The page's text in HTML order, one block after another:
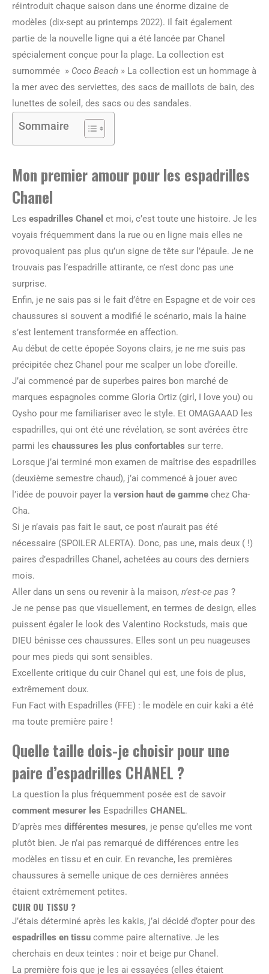
réintroduit chaque saison dans une énorme dizaine de
modèles (dix-sept au printemps 2022). Il fait également
partie de la nouvelle ligne qui a été lancée par Chanel
spécialement conçue pour la plage. La collection est
surnommée » Coco Beach » La collection est un hommage à
la mer avec des serviettes, des sacs de maillots de bain, des
lunettes de soleil, des sacs ou des sandales.
Sommaire
Mon premier amour pour les espadrilles
Chanel
Les espadrilles Chanel et moi, c’est toute une histoire. Je les
voyais fréquemment dans la rue ou en ligne mais elles ne
provoquaient pas plus qu’un signe de tête sur l’épaule. Je ne
trouvais pas l’espadrille attirante, ce n’est donc pas une
surprise.
Enfin, je ne sais pas si le fait d’être en Espagne et de voir ces
chaussures si souvent a modifié le scénario, mais la haine
s’est lentement transformée en affection.
Au début de cette épopée Soyons clairs, je ne me suis pas
précipitée chez Chanel pour me scalper un lobe d’oreille.
J’ai commencé par de superbes paires bon marché de
marques espagnoles comme Gloria Ortiz (girl, I love you) ou
Oysho pour me familiariser avec le style. Et OMAGAAAD les
espadrilles, qui ont été une révélation, se sont avérées être
parmi les chaussures les plus confortables sur terre.
Lorsque j’ai terminé mon examen de maîtrise des espadrilles
(deuxième semestre chaud), j’ai commencé à jouer avec
l’idée de pouvoir payer la version haut de gamme chez Cha-
Cha.
Si je n’avais pas fait le saut, ce post n’aurait pas été
nécessaire (SPOILER ALERTA). Donc, pas une, mais deux ( !)
paires d’espadrilles Chanel, achetées au cours des derniers
mois.
Aller dans un sens ou revenir à la maison, n’est-ce pas ?
Je ne pense pas que visuellement, en termes de design, elles
puissent égaler le look des Valentino Rockstuds, mais que
DIEU bénisse ces chaussures. Elles sont un peu nuageuses
pour mes pieds qui sont sensibles.
Excellente critique du cuir Chanel qui est, une fois de plus,
extrêmement doux.
Fun Fact with Espadrilles (FFE) : le modèle en cuir kaki a été
ma toute première paire !
Quelle taille dois-je choisir pour une
paire d’espadrilles CHANEL ?
La question la plus fréquemment posée est de savoir
comment mesurer les Espadrilles CHANEL.
D’après mes différentes mesures, je pense qu’elles me vont
plutôt bien. Je n’ai pas remarqué de différences entre les
modèles en tissu et en cuir. En revanche, les premières
chaussures à semelle unique de ces dernières années
étaient extrêmement petites.
CUIR OU TISSU ?
J’étais déterminé après les kakis, j’ai décidé d’opter pour des
espadrilles en tissu comme paire alternative. Je les
cherchais en deux teintes : noir et beige pur Chanel.
La première fois que je les ai essayées (elles étaient